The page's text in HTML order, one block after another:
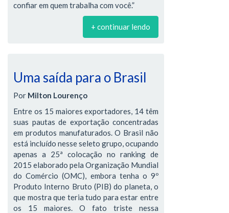
confiar em quem trabalha com você.”
+ continuar lendo
Uma saída para o Brasil
Por Milton Lourenço
Entre os 15 maiores exportadores, 14 têm
suas pautas de exportação concentradas
em produtos manufaturados. O Brasil não
está incluído nesse seleto grupo, ocupando
apenas a 25ª colocação no ranking de
2015 elaborado pela Organização Mundial
do Comércio (OMC), embora tenha o 9º
Produto Interno Bruto (PIB) do planeta, o
que mostra que teria tudo para estar entre
os 15 maiores. O fato triste nessa